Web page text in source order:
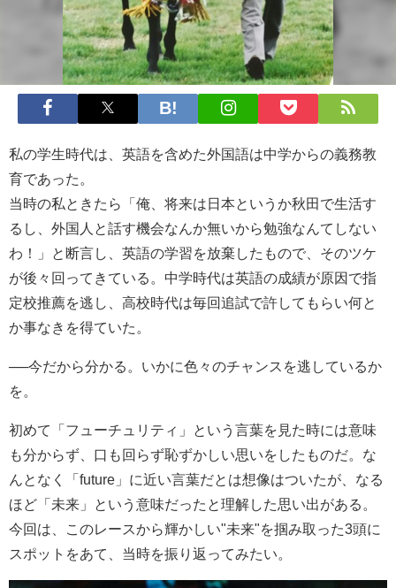
私の学生時代は、英語を含めた外国語は中学からの義務教
育であった。
当時の私ときたら「俺、将来は日本というか秋田で生活す
るし、外国人と話す機会なんか無いから勉強なんてしない
わ！」と断言し、英語の学習を放棄したもので、そのツケ
が後々回ってきている。中学時代は英語の成績が原因で指
定校推薦を逃し、高校時代は毎回追試で許してもらい何と
か事なきを得ていた。
──今だから分かる。いかに色々のチャンスを逃しているか
を。
初めて「フューチュリティ」という言葉を見た時には意味
も分からず、口も回らず恥ずかしい思いをしたものだ。な
んとなく「future」に近い言葉だとは想像はついたが、なる
ほど「未来」という意味だったと理解した思い出がある。
今回は、このレースから輝かしい"未来"を掴み取った3頭に
スポットをあて、当時を振り返ってみたい。